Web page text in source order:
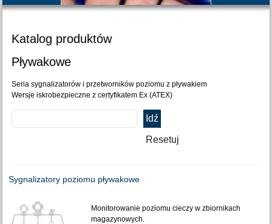
Katalog produktów
Pływakowe
Seria sygnalizatorów i przetworników poziomu z pływakiem
Wersje iskrobezpieczne z certyfikatem Ex (ATEX)
Sygnalizatory poziomu pływakowe
Monitorowanie poziomu cieczy w zbiornikach
magazynowych.